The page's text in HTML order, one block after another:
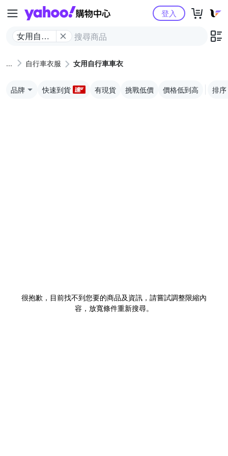
Yahoo購物中心
女用自行
登入
自行車衣服 女用自行車車衣
品牌 快速到貨 有現貨 挑戰低價 價格低到高 排序
很抱歉，目前找不到您要的商品及資訊，請嘗試調整限縮內
容，放寬條件重新搜尋。